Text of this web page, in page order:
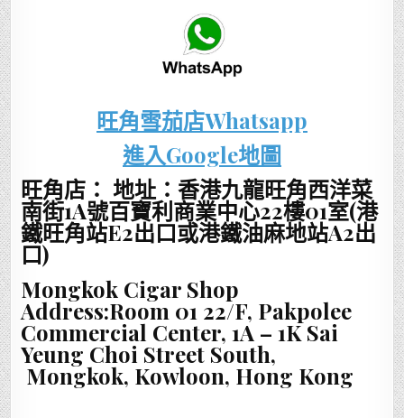
旺角雪茄店Whatsapp
進入Google地圖
旺角店： 地址：香港九龍旺角西洋菜
南街1A號百寶利商業中心22樓01室(港
鐵旺角站E2出口或港鐵油麻地站A2出
口)
Mongkok Cigar Shop
Address:Room 01 22/F, Pakpolee
Commercial Center, 1A – 1K Sai
Yeung Choi Street South,
Mongkok, Kowloon, Hong Kong